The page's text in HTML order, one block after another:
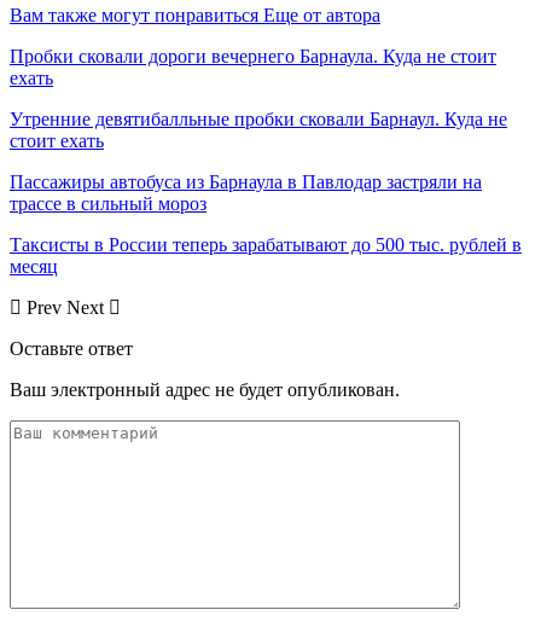
Вам также могут понравиться Еще от автора
Пробки сковали дороги вечернего Барнаула. Куда не стоит
ехать
Утренние девятибалльные пробки сковали Барнаул. Куда не
стоит ехать
Пассажиры автобуса из Барнаула в Павлодар застряли на
трассе в сильный мороз
Таксисты в России теперь зарабатывают до 500 тыс. рублей в
месяц
Prev Next
Оставьте ответ
Ваш электронный адрес не будет опубликован.